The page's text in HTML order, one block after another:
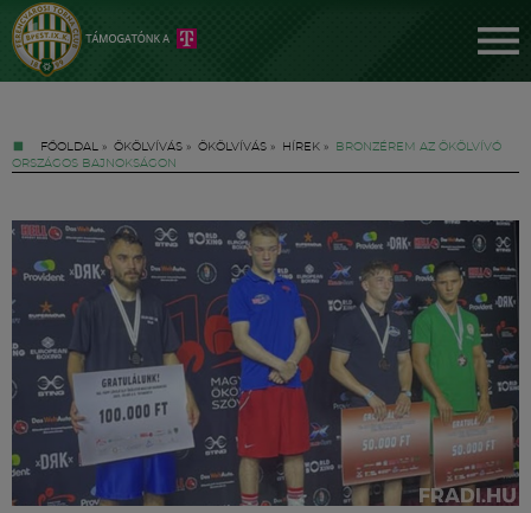
FŐOLDAL » ÖKÖLVÍVÁS » ÖKÖLVÍVÁS » HÍREK »
BRONZÉREM AZ ÖKÖLVÍVÓ
ORSZÁGOS BAJNOKSÁGON
Jegyek
FM YouTube +
Hírek